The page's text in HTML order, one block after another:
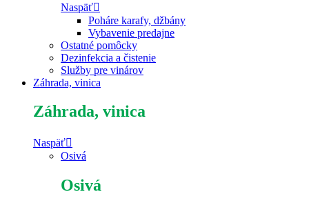
Naspäť
Poháre karafy, džbány
Vybavenie predajne
Ostatné pomôcky
Dezinfekcia a čistenie
Služby pre vinárov
Záhrada, vinica
Záhrada, vinica
Naspäť
Osivá
Osivá